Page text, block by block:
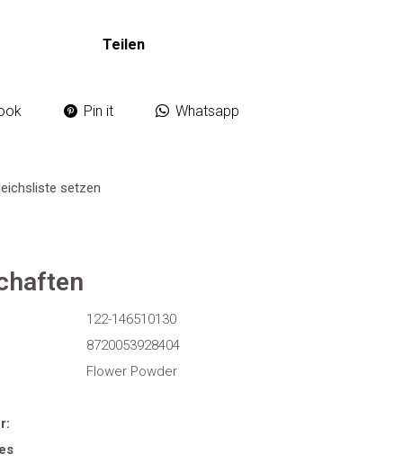
Teilen
Pin it Whatsapp
setzen
122-146510130
8720053928404
Flower Powder